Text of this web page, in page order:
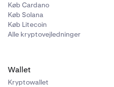
Køb Cardano
Køb Solana
Køb Litecoin
Alle kryptovejledninger
Wallet
Kryptowallet